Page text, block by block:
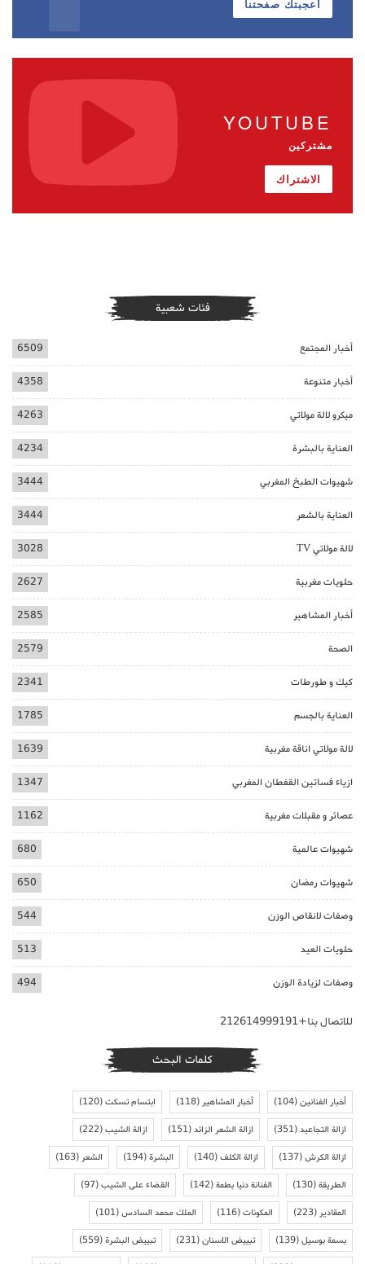
أعجبتك صفحتنا
YOUTUBE
مشتركين
الاشتراك
فئات شعبية
أخبار المجتمع 6509
أخبار متنوعة 4358
ميكرو لالة مولاتي 4263
العناية بالبشرة 4234
شهيوات الطبخ المغربي 3444
العناية بالشعر 3444
لالة مولاتي TV 3028
حلويات مغربية 2627
أخبار المشاهير 2585
الصحة 2579
كيك و طورطات 2341
العناية بالجسم 1785
لالة مولاتي اناقة مغربية 1639
ازياء فساتين القفطان المغربي 1347
عصائر و مقبلات مغربية 1162
شهيوات عالمية 680
شهيوات رمضان 650
وصفات لانقاص الوزن 544
حلويات العيد 513
وصفات لزيادة الوزن 494
للاتصال بنا+212614999191
كلمات البحث
أخبار الفنانين(104) أخبار المشاهير(118) ابتسام تسكت(120)
ازالة التجاعيد(351) ازالة الشعر الزائد(151) ازالة الشيب(222)
ازالة الكرش(137) ازالة الكلف(140) البشرة(194) الشعر(163)
الطريقة(130) الفنانة دنيا بطمة(142) القضاء على الشيب(97)
المقادير(223) المكونات(116) الملك محمد السادس(101)
بسمة بوسيل(139) تبييض الاسنان(231) تبييض البشرة(559)